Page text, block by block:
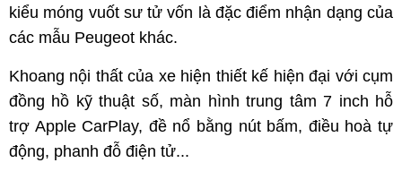
kiểu móng vuốt sư tử vốn là đặc điểm nhận dạng của
các mẫu Peugeot khác.
Khoang nội thất của xe hiện thiết kế hiện đại với cụm
đồng hồ kỹ thuật số, màn hình trung tâm 7 inch hỗ
trợ Apple CarPlay, đề nổ bằng nút bấm, điều hoà tự
động, phanh đỗ điện tử...